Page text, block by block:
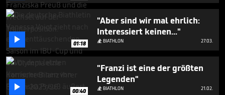
 01:18
"Aber sind wir mal ehrlich:
Interessiert keinen..."
 BIATHLON 27.03.
 00:40
"Franzi ist eine der größten
Legenden"
 BIATHLON 21.02.